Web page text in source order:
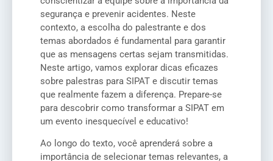
segurança e prevenir acidentes. Neste
contexto, a escolha do palestrante e dos
temas abordados é fundamental para garantir
que as mensagens certas sejam transmitidas.
Neste artigo, vamos explorar dicas eficazes
sobre palestras para SIPAT e discutir temas
que realmente fazem a diferença. Prepare-se
para descobrir como transformar a SIPAT em
um evento inesquecível e educativo!
Ao longo do texto, você aprenderá sobre a
importância de selecionar temas relevantes, a